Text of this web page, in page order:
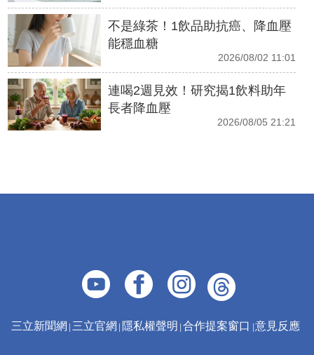
不是綠茶！1飲品助抗癌、降血壓
能穩血糖
2026/08/02 11:01
連喝2週見效！研究揭1飲料助年
長者降血壓
2026/08/05 21:21
三立新聞網 三立官網 隱私權聲明 合作提案窗口 意見反應